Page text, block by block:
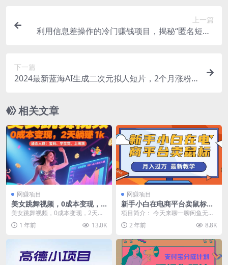
上一篇
利用信息差操作的冷门赚钱项目，揭秘“匿名短信”
下一篇
2024最新蓝海AI生成二次元拟人短片，2个月涨粉1
相关文章
网赚项目
美女跳舞视频，0成本变现，2
天躺入1k，普通人也能放大挣
美女跳舞视频，0成本变现，2天躺
入1k，普通人也能放大挣【揭秘】
项目介绍： 操...
1 年前 13.0K
网赚项目
新手小白在电商平台卖鼠标月
入过万，最新赚钱教学
项目简介： 今天来聊一聊闲鱼无货
源项目，很多朋友应该都有了解过
闲鱼。也许平时会在...
2 年前 8.8K